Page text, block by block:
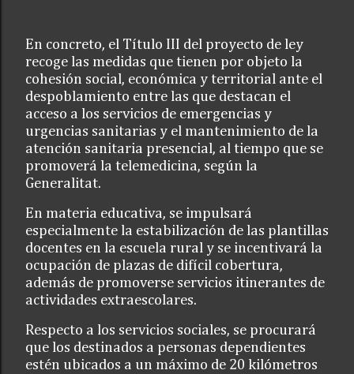
En concreto, el Título III del proyecto de ley
recoge las medidas que tienen por objeto la
cohesión social, económica y territorial ante el
despoblamiento entre las que destacan el
acceso a los servicios de emergencias y
urgencias sanitarias y el mantenimiento de la
atención sanitaria presencial, al tiempo que se
promoverá la telemedicina, según la
Generalitat.
En materia educativa, se impulsará
especialmente la estabilización de las plantillas
docentes en la escuela rural y se incentivará la
ocupación de plazas de difícil cobertura,
además de promoverse servicios itinerantes de
actividades extraescolares.
Respecto a los servicios sociales, se procurará
que los destinados a personas dependientes
estén ubicados a un máximo de 20 kilómetros